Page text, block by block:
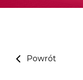
Powrót